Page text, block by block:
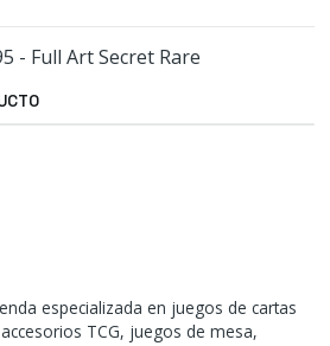
- Full Art Secret Rare
especializada en juegos de cartas
TCG, juegos de mesa,